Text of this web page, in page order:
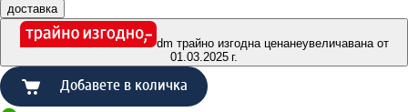
доставка
dm трайно изгодна ценанеувеличавана от
01.03.2025 г.
Добавете в количка